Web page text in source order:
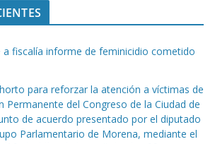
a fiscalía informe de feminicidio cometido
para reforzar la atención a víctimas de
Permanente del Congreso de la Ciudad de
de acuerdo presentado por el diputado
Parlamentario de Morena, mediante el